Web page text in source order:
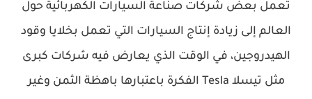
تعمل بعض شركات صناعة السيارات الكهربائية حول
العالم إلى زيادة إنتاج السيارات التي تعمل بخلايا وقود
الهيدروجين، في الوقت الذي يعارض فيه شركات كبرى
مثل تيسلا Tesla الفكرة باعتبارها باهظة الثمن وغير